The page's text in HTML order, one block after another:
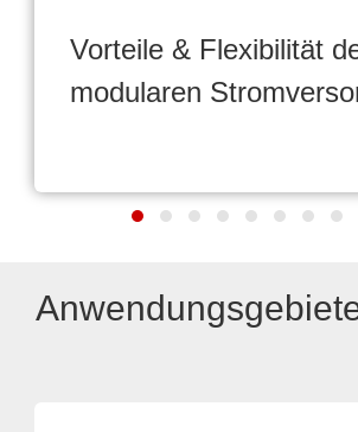
Vorteile & Flexibilität
modularen